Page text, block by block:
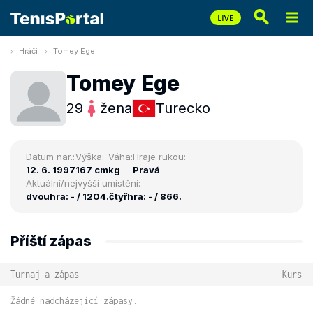
Hráči Tomey Ege
Tomey Ege
29 žena Turecko
Datum nar.:
12. 6. 1997
Výška:
167 cm
Váha:
kg
Hraje rukou:
Pravá
Aktuální/nejvyšší umístění:
dvouhra: - / 1204.čtyřhra: - / 866.
Příští zápas
Turnaj a zápas Kurs
Žádné nadcházející zápasy.